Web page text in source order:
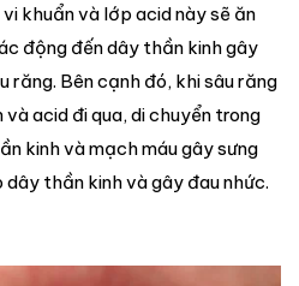
khuẩn và lớp acid này sẽ ăn
động đến dây thần kinh gây
răng. Bên cạnh đó, khi sâu răng
acid đi qua, di chuyển trong
kinh và mạch máu gây sưng
thần kinh và gây đau nhức.